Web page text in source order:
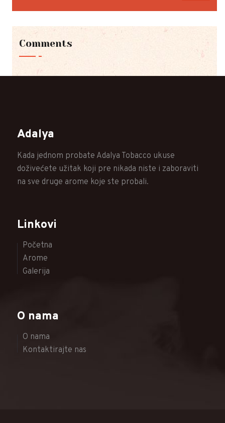
Comments
Adalya
Kada jednom probate Adalya Tobacco ukuse
doživećete užitak koji pre nikada niste i zaboraviti
na sve druge arome koje ste probali.
Linkovi
Početna
Arome
Galerija
O nama
O nama
Kontaktirajte nas